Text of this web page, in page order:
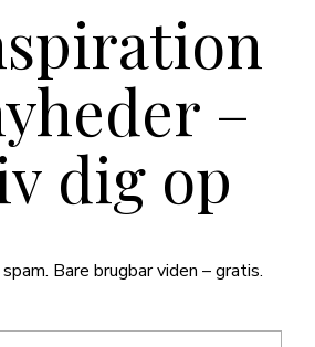
–
dig op
Bare brugbar viden – gratis.